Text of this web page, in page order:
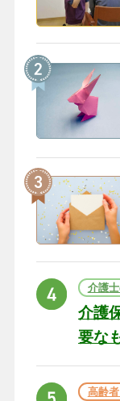
介護
介護
要な
た場
高齢